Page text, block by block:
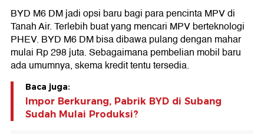
BYD M6 DM jadi opsi baru bagi para pencinta MPV di
Tanah Air. Terlebih buat yang mencari MPV berteknologi
PHEV. BYD M6 DM bisa dibawa pulang dengan mahar
mulai Rp 298 juta. Sebagaimana pembelian mobil baru
ada umumnya, skema kredit tentu tersedia.
Baca juga:
Impor Berkurang, Pabrik BYD di Subang
Sudah Mulai Produksi?